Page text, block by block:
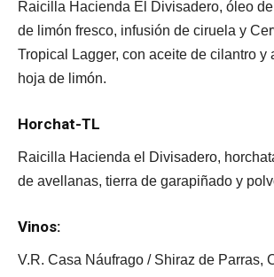
Raicilla Hacienda El Divisadero, óleo
de limón fresco, infusión de ciruela y
Tropical Lagger, con aceite de cilantro y
hoja de limón.
Horchat-TL
Raicilla Hacienda el Divisadero,
de avellanas, tierra de garapiñado y
Vinos:
V.R. Casa Náufrago / Shiraz de Parras,